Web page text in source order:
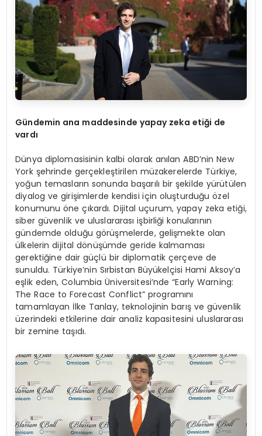
Gündemin ana maddesinde yapay zeka etiği de
vardı
Dünya diplomasisinin kalbi olarak anılan ABD’nin New
York şehrinde gerçekleştirilen müzakerelerde Türkiye,
yoğun temasların sonunda başarılı bir şekilde yürütülen
diyalog ve girişimlerde kendisi için oluşturduğu özel
konumunu öne çıkardı. Dijital uçurum, yapay zeka etiği,
siber güvenlik ve uluslararası işbirliği konularının
gündemde olduğu görüşmelerde, gelişmekte olan
ülkelerin dijital dönüşümde geride kalmaması
gerektiğine dair güçlü bir diplomatik çerçeve de
sunuldu. Türkiye’nin Sırbistan Büyükelçisi Hami Aksoy’a
eşlik eden, Columbia Üniversitesi’nde “Early Warning:
The Race to Forecast Conflict” programını
tamamlayan İlke Tanlay, teknolojinin barış ve güvenlik
üzerindeki etkilerine dair analiz kapasitesini uluslararası
bir zemine taşıdı.